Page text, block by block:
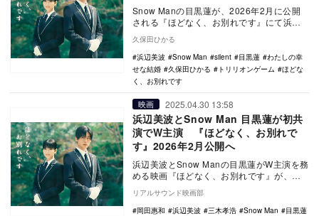
Snow Manの目黒蓮が、2026年2月に公開
される『ほどなく、お別れです』にて浜辺
…
久保田ひかる
浜辺美波
Snow Man silent 目黒蓮
わたしの幸
せな結婚
久保田ひかる トリリオンゲーム
ほどな
く、お別れです
映画 2025.04.30 13:58
浜辺美波とSnow Man 目黒蓮が初共
演でW主演 『ほどなく、お別れで
す』2026年2月公開へ
浜辺美波とSnow Manの目黒蓮がW主演を務
める映画『ほどなく、お別れです』が、
2026年2月に公開されることが決定した。
…
リアルサウンド映画部
岡田惠和
浜辺美波 三木孝浩 Snow Man
目黒蓮